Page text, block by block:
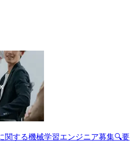
関する機械学習エンジニア募集🔍要